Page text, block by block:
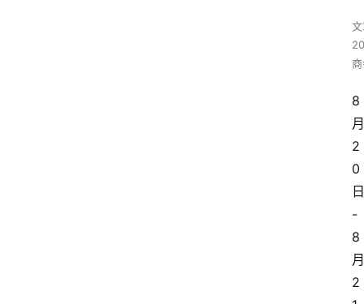
8
月
2
0
日
-
8
月
2